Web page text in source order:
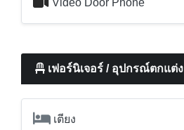
Video Door Phone
เฟอร์นิเจอร์ / อุปกรณ์ตกแต่ง
เตียง